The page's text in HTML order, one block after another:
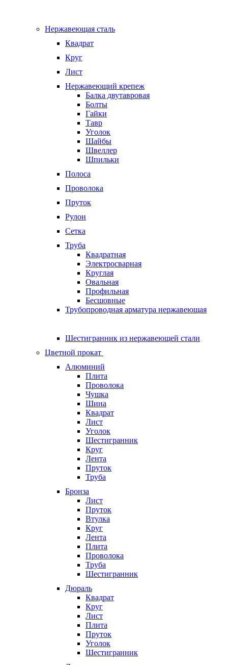
Нержавеющая сталь
Квадрат
Круг
Лист
Нержавеющий крепеж
Балка двутавровая
Болты
Гайки
Тавр
Уголок
Шайбы
Швеллер
Шпильки
Полоса
Проволока
Пруток
Рулон
Сетка
Труба
Квадратная
Электросварная
Круглая
Овальная
Профильная
Бесшовные
Трубопроводная арматура нержавеющая
Шестигранник из нержавеющей стали
Цветной прокат
Алюминий
Плита
Проволока
Чушка
Шина
Квадрат
Лист
Уголок
Шестигранник
Круг
Лента
Пруток
Труба
Бронза
Лист
Пруток
Втулка
Круг
Лента
Плита
Проволока
Труба
Шестигранник
Дюраль
Квадрат
Круг
Лист
Плита
Пруток
Уголок
Шестигранник